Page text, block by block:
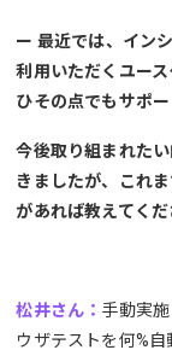
ー 最近では、イン
利用いただくユー
ひその点でもサポ
今後取り組まれた
きましたが、これ
があれば教えてくだ
松井さん： 手動実
ウザテストを何%